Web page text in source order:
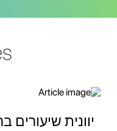
יוונית